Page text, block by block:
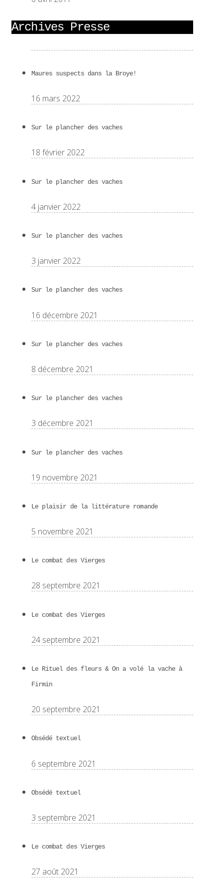
Archives Presse
Maures suspects dans la Broye!
16 mars 2022
Sur le plancher des vaches
18 février 2022
Sur le plancher des vaches
4 janvier 2022
Sur le plancher des vaches
3 janvier 2022
Sur le plancher des vaches
16 décembre 2021
Sur le plancher des vaches
8 décembre 2021
Sur le plancher des vaches
3 décembre 2021
Sur le plancher des vaches
19 novembre 2021
Le plaisir de la littérature romande
5 novembre 2021
Le combat des Vierges
28 septembre 2021
Le combat des Vierges
24 septembre 2021
Le Rituel des fleurs & On a volé la vache à
Firmin
20 septembre 2021
Obsédé textuel
6 septembre 2021
Obsédé textuel
3 septembre 2021
Le combat des Vierges
27 août 2021